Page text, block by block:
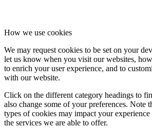
How we use cookies
We may request cookies to be set on your
let us know when you visit our websites,
to enrich your user experience, and to
with our website.
Click on the different category headings to
also change some of your preferences. Note
types of cookies may impact your
the services we are able to offer.